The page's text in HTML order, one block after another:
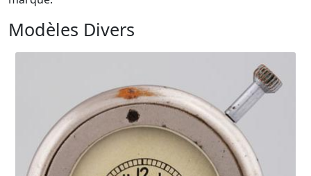
Modèles Divers